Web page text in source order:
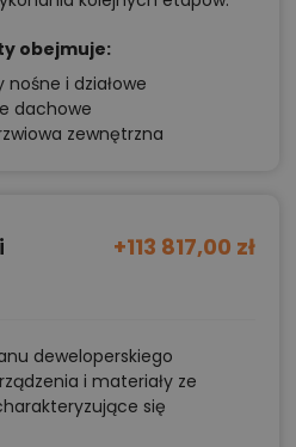
obejmuje:
i działowe
dachowe
zewnętrzna
+113 817,00 zł
deweloperskiego
i materiały ze
się